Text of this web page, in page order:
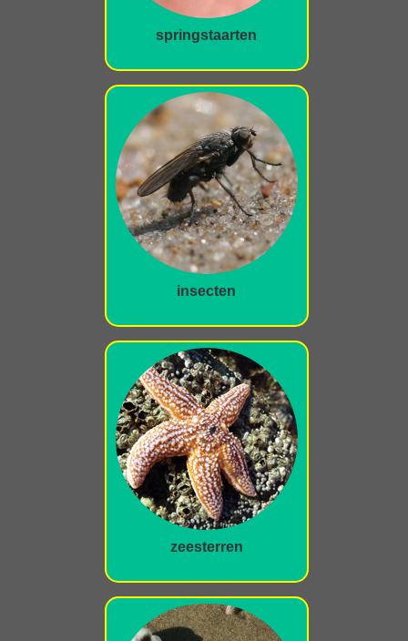
springstaarten
insecten
zeesterren